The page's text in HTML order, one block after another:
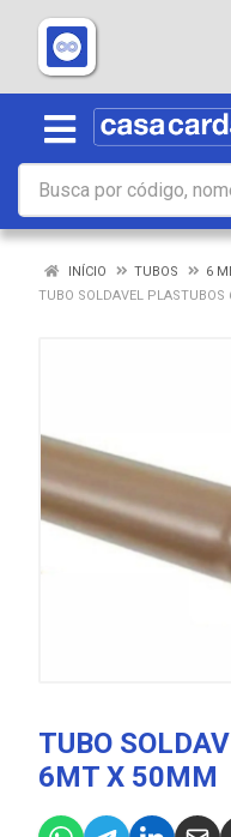
INÍCIO TUBOS
6
TUBO SOLDAVEL
TUBO
6MT X 50MM